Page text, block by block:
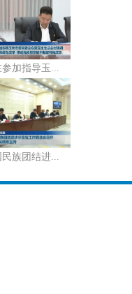
加指导玉...
族团结进...